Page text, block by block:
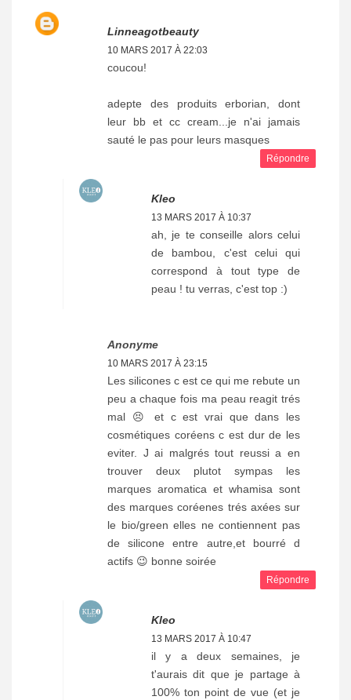
Linneagotbeauty
10 MARS 2017 À 22:03
coucou!
adepte des produits erborian, dont
leur bb et cc cream...je n'ai jamais
sauté le pas pour leurs masques
Répondre
Kleo
13 MARS 2017 À 10:37
ah, je te conseille alors celui
de bambou, c'est celui qui
correspond à tout type de
peau ! tu verras, c'est top :)
Anonyme
10 MARS 2017 À 23:15
Les silicones c est ce qui me rebute un
peu a chaque fois ma peau reagit trés
mal 😣 et c est vrai que dans les
cosmétiques coréens c est dur de les
eviter. J ai malgrés tout reussi a en
trouver deux plutot sympas les
marques aromatica et whamisa sont
des marques coréenes trés axées sur
le bio/green elles ne contiennent pas
de silicone entre autre,et bourré d
actifs 😉 bonne soirée
Répondre
Kleo
13 MARS 2017 À 10:47
il y a deux semaines, je
t'aurais dit que je partage à
100% ton point de vue (et je